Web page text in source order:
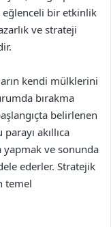
eğlenceli bir etkinlik
ve strateji
kendi mülklerini
bırakma
belirlenen
akıllıca
ve sonunda
ederler. Stratejik
temel